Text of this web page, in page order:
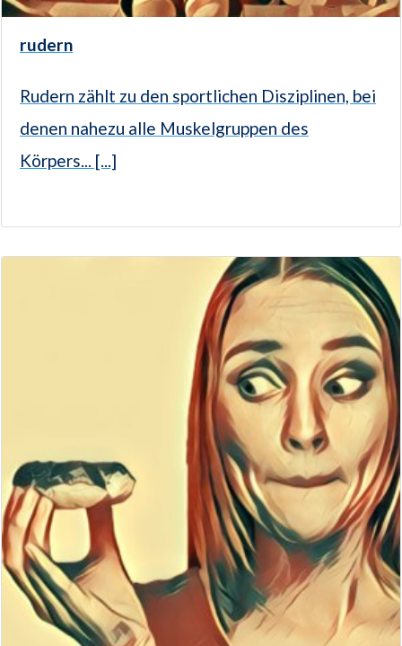
rudern
Rudern zählt zu den sportlichen Disziplinen, bei
denen nahezu alle Muskelgruppen des
Körpers... [...]